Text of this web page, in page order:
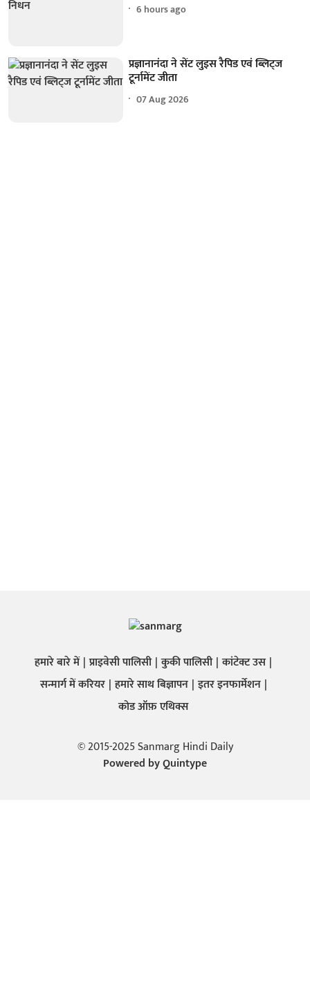
6 hours ago
प्रज्ञानानंदा ने सेंट लुइस रैपिड एवं ब्लिट्ज
टूर्नामेंट जीता
07 Aug 2026
हमारे बारे में प्राइवेसी पालिसी कुकी पालिसी कांटेक्ट उस
सन्मार्ग में करियर हमारे साथ बिज्ञापन इतर इनफार्मेशन
कोड ऑफ़ एथिक्स
© 2015-2025 Sanmarg Hindi Daily
Powered byQuintype